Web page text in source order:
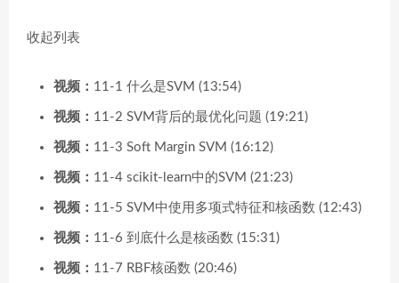
收起列表
视频： 11-1 什么是SVM (13:54)
视频： 11-2 SVM背后的最优化问题 (19:21)
视频： 11-3 Soft Margin SVM (16:12)
视频： 11-4 scikit-learn中的SVM (21:23)
视频： 11-5 SVM中使用多项式特征和核函数 (12:43)
视频： 11-6 到底什么是核函数 (15:31)
视频： 11-7 RBF核函数 (20:46)